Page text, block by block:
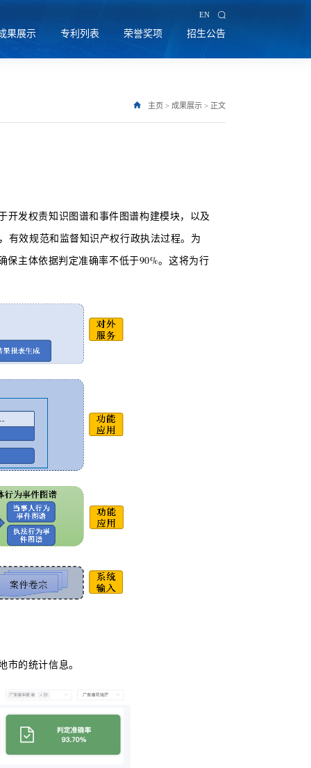
EN
果展示 专利列表 荣誉奖项 招生公告
主页 > 成果展示 > 正文
开发权责知识图谱和事件图谱构建模块，以及
有效规范和监督知识产权行政执法过程。为
保主体依据判定准确率不低于90%。这将为行
的统计信息。